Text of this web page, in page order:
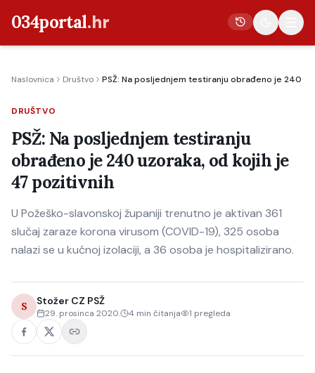
034portal.hr
Crna kronika
Poljoprivreda
Politika
Gospodarstvo
Život
Naslovnica Društvo PSŽ: Na posljednjem testiranju obrađeno je 240
DRUŠTVO
PSŽ: Na posljednjem testiranju
obrađeno je 240 uzoraka, od kojih je
47 pozitivnih
U Požeško-slavonskoj županiji trenutno je aktivan 361
slučaj zaraze korona virusom (COVID-19), 325 osoba
nalazi se u kućnoj izolaciji, a 36 osoba je hospitalizirano.
S Stožer CZ PSŽ
29. prosinca 2020. 4 min čitanja 1 pregleda